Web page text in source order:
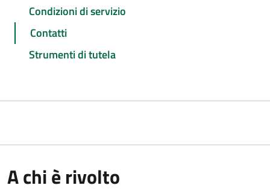
Condizioni di servizio
Contatti
Strumenti di tutela
A chi è rivolto